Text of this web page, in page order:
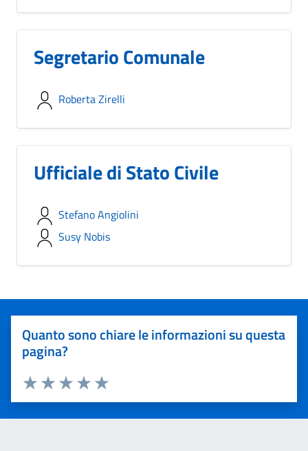
Segretario Comunale
Roberta Zirelli
Ufficiale di Stato Civile
Stefano Angiolini
Susy Nobis
Quanto sono chiare le informazioni su questa
pagina?
Valuta 5 stelle su 5
Valuta 4 stelle su 5
Valuta 3 stelle su 5
Valuta 2 stelle su 5
Valuta 1 stelle su 5